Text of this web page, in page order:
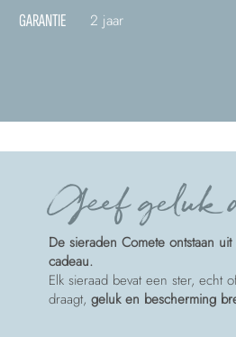
GARANTIE 2 jaar
Geef geluk
De sieraden Comete ontstaan
cadeau.
Elk sieraad bevat een ster, echt
draagt, geluk en bescherming